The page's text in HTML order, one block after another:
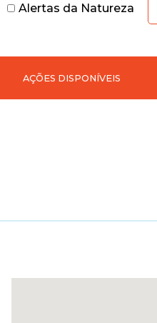
Alertas da Natureza
AÇÕES DISPONÍVEIS